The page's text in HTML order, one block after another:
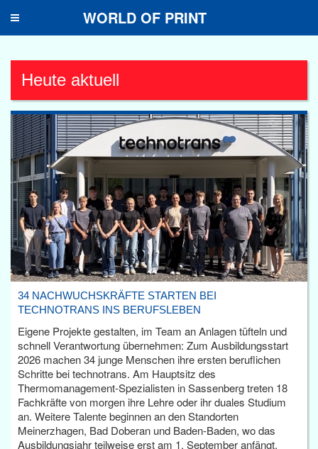
Toggle
WORLD OF PRINT
Heute aktuell
34 NACHWUCHSKRÄFTE STARTEN BEI
TECHNOTRANS INS BERUFSLEBEN
Eigene Projekte gestalten, im Team an Anlagen tüfteln und
schnell Verantwortung übernehmen: Zum Ausbildungsstart
2026 machen 34 junge Menschen ihre ersten beruflichen
Schritte bei technotrans. Am Hauptsitz des
Thermomanagement-Spezialisten in Sassenberg treten 18
Fachkräfte von morgen ihre Lehre oder ihr duales Studium
an. Weitere Talente beginnen an den Standorten
Meinerzhagen, Bad Doberan und Baden-Baden, wo das
Ausbildungsjahr teilweise erst am 1. September anfängt.